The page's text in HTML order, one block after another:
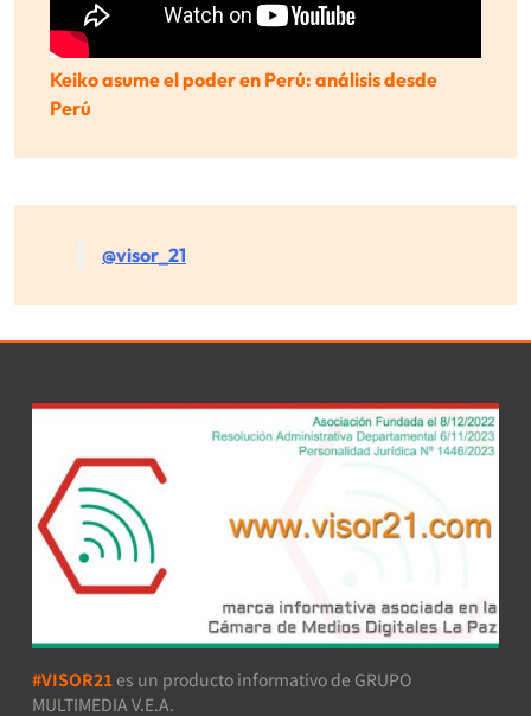
Keiko asume el poder en Perú: análisis desde
Perú
@visor_21
#VISOR21 es un producto informativo de GRUPO
MULTIMEDIA V.E.A.